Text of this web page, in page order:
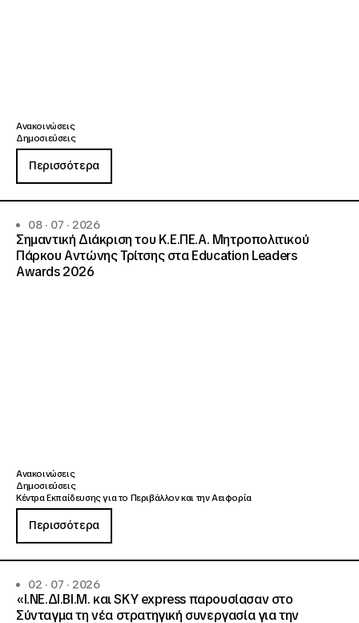
Ανακοινώσεις
Δημοσιεύσεις
Περισσότερα
08 · 07 · 2026
Σημαντική Διάκριση του Κ.Ε.ΠΕ.Α. Μητροπολιτικού
Πάρκου Αντώνης Τρίτσης στα Education Leaders
Awards 2026
Ανακοινώσεις
Δημοσιεύσεις
Κέντρα Εκπαίδευσης για το Περιβάλλον και την Αειφορία
Περισσότερα
02 · 07 · 2026
«Ι.ΝΕ.ΔΙ.ΒΙ.Μ. και SKY express παρουσίασαν στο
Σύνταγμα τη νέα στρατηγική συνεργασία για την